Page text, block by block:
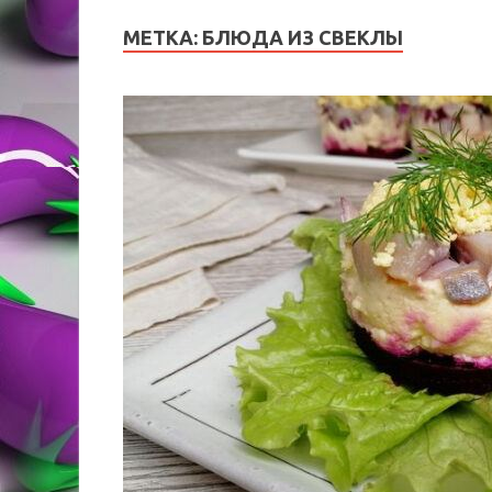
МЕТКА: БЛЮДА ИЗ СВЕКЛЫ